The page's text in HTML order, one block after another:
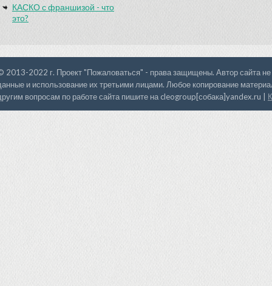
КАСКО с франшизой - что
это?
2013-2022 г. Проект "Пожаловаться" - права защищены. Автор сайта не
и использование их третьими лицами. Любое копирование
вопросам по работе сайта пишите на cleogroup[собака]yandex.ru |